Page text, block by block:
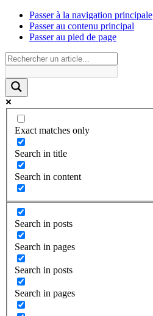
Passer à la navigation principale
Passer au contenu principal
Passer au pied de page
Exact matches only
Search in title
Search in content
Search in posts
Search in pages
Search in posts
Search in pages